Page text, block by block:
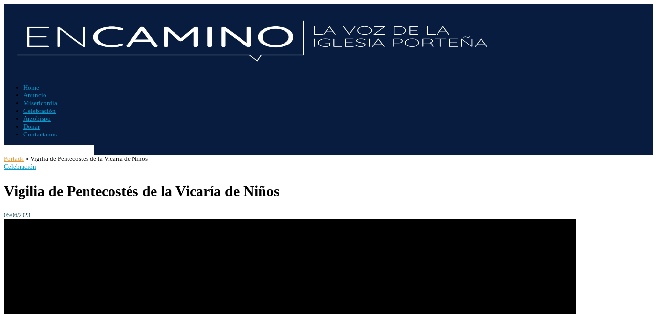
Home
Anuncio
Misericordia
Celebración
Arzobispo
Donar
Contactanos
Portada » Vigilia de Pentecostés de la Vicaría de Niños
Celebración
Vigilia de Pentecostés de la Vicaría de Niños
05/06/2023